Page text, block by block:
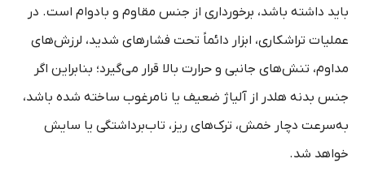
باید داشته باشد، برخورداری از جنس مقاوم و بادوام است. در
عملیات تراشکاری، ابزار دائماً تحت فشارهای شدید، لرزش‌های
مداوم، تنش‌های جانبی و حرارت بالا قرار می‌گیرد؛ بنابراین اگر
جنس بدنه هلدر از آلیاژ ضعیف یا نامرغوب ساخته شده باشد،
به‌سرعت دچار خمش، ترک‌های ریز، تاب‌برداشتگی یا سایش
خواهد شد.